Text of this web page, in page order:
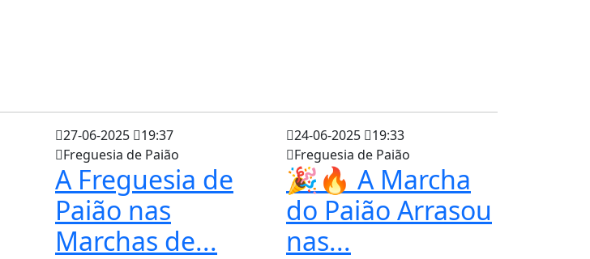
27-06-2025
19:37
Freguesia de Paião
A Freguesia de
Paião nas
Marchas de...
24-06-2025
19:33
Freguesia de Paião
🎉🔥 A Marcha
do Paião Arrasou
nas...